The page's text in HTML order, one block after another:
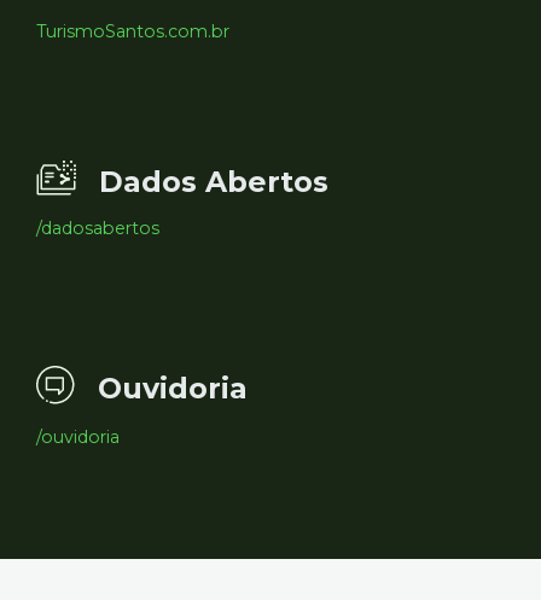
TurismoSantos.com.br
Dados Abertos
/dadosabertos
Ouvidoria
/ouvidoria